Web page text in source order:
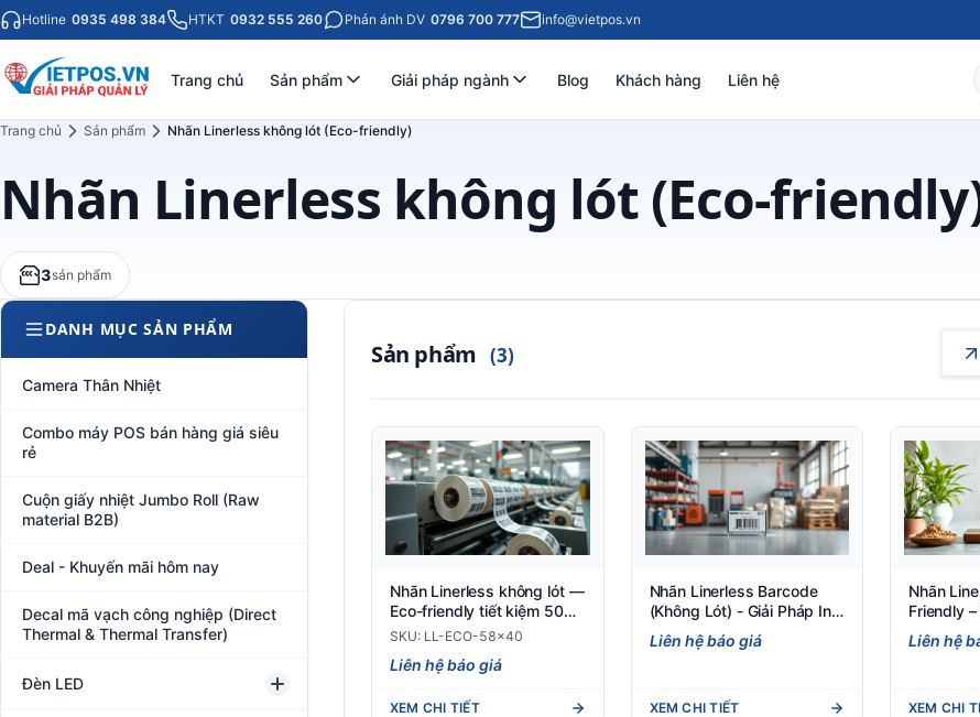
Hotline 0935 498 384 HTKT 0932 555 260 Phản ánh DV 0796 700 777 info@vietpos.vn
Trang chủ Sản phẩm Giải pháp ngành Blog Khách hàng Liên hệ
Trang chủ Sản phẩm Nhãn Linerless không lót (Eco-friendly)
Nhãn Linerless không lót (Eco-
3sản phẩm
DANH MỤC SẢN PHẨM
Camera Thân Nhiệt
Combo máy POS bán hàng giá siêu
rẻ
Cuộn giấy nhiệt Jumbo Roll (Raw
material B2B)
Deal - Khuyến mãi hôm nay
Decal mã vạch công nghiệp (Direct
Thermal & Thermal Transfer)
Đèn LED
Sản phẩm (3)
Nhãn Linerless không lót —
Eco-friendly tiết kiệm 50%
cuộn dài
SKU: LL-ECO-58x40
Liên hệ báo giá
XEM CHI TIẾT
Nhãn Linerless Barcode
(Không Lót) - Giải Pháp In
Tem Mã Vạch Thân Thiện
Môi Trường
Liên hệ báo giá
XEM CHI TIẾT
Nhãn
Friendly
không lót
trường
Liên hệ
XEM CHI